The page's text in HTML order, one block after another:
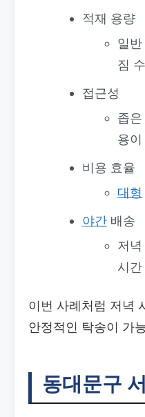
적재 용량
일반
짐
접근성
좁
용이
비용 효율
대형
야간배송
저
시
이번 사례처럼 저녁
안정적인 탁송이 가
동대문구